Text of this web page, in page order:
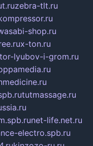
zebra-tlt.ru
shop.ru
x-ton.ru
tor-lyubov-i-grom.ru
tutmassage.ru
net-life.net.ru
electro.spb.ru